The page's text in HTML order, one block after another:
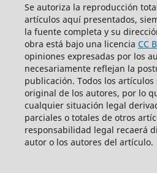
Se autoriza la reproducción
artículos aquí­ presentados,
la fuente completa y su
obra está bajo una licencia CC
opiniones expresadas por los
necesariamente reflejan la
publicación. Todos los artículos
original de los autores, por lo
cualquier situación legal
parciales o totales de otros
responsabilidad legal recaerá
autor o los autores del artículo.